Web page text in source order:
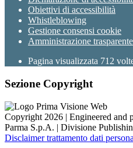
Obiettivi di accessibilità
Whistleblowing
Gestione consensi cookie
Amministrazione trasparente
Pagina visualizzata 712
Sezione Copyright
Copyright 2026 | Engineered and
Parma S.p.A. | Divisione
Disclaimer trattamento dati